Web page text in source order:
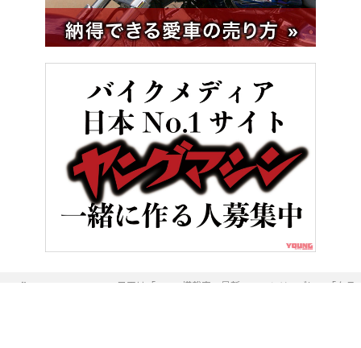
BMWの目玉は「ASA」搭載車。最新R1300シリーズに、「ク